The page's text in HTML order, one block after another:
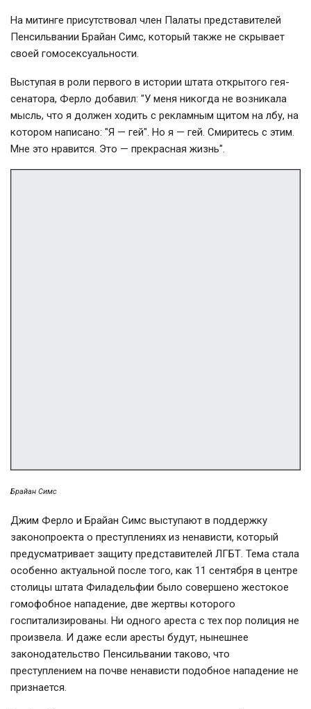
На митинге присутствовал член Палаты представителей
Пенсильвании Брайан Симс, который также не скрывает
своей гомосексуальности.
Выступая в роли первого в истории штата открытого гея-
сенатора, Ферло добавил: "У меня никогда не возникала
мысль, что я должен ходить с рекламным щитом на лбу, на
котором написано: "Я — гей". Но я — гей. Смиритесь с этим.
Мне это нравится. Это — прекрасная жизнь".
Брайан Симс
Джим Ферло и Брайан Симс выступают в поддержку
законопроекта о преступлениях из ненависти, который
предусматривает защиту представителей ЛГБТ. Тема стала
особенно актуальной после того, как 11 сентября в центре
столицы штата Филадельфии было совершено жестокое
гомофобное нападение, две жертвы которого
госпитализированы. Ни одного ареста с тех пор полиция не
произвела. И даже если аресты будут, нынешнее
законодательство Пенсильвании таково, что
преступлением на почве ненависти подобное нападение не
признается.